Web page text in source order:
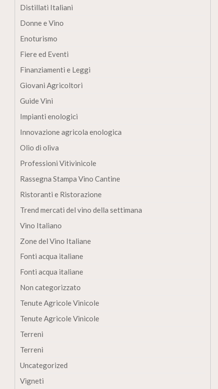
Distillati Italiani
Donne e Vino
Enoturismo
Fiere ed Eventi
Finanziamenti e Leggi
Giovani Agricoltori
Guide Vini
Impianti enologici
Innovazione agricola enologica
Olio di oliva
Professioni Vitivinicole
Rassegna Stampa Vino Cantine
Ristoranti e Ristorazione
Trend mercati del vino della settimana
Vino Italiano
Zone del Vino Italiane
Fonti acqua italiane
Fonti acqua italiane
Non categorizzato
Tenute Agricole Vinicole
Tenute Agricole Vinicole
Terreni
Terreni
Uncategorized
Vigneti